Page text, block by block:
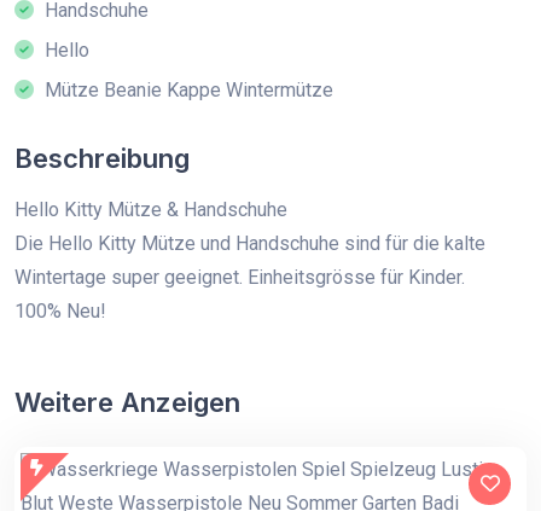
Handschuhe
Hello
Mütze Beanie Kappe Wintermütze
Beschreibung
Hello Kitty Mütze & Handschuhe
Die Hello Kitty Mütze und Handschuhe sind für die kalte
Wintertage super geeignet. Einheitsgrösse für Kinder.
100% Neu!
Weitere Anzeigen